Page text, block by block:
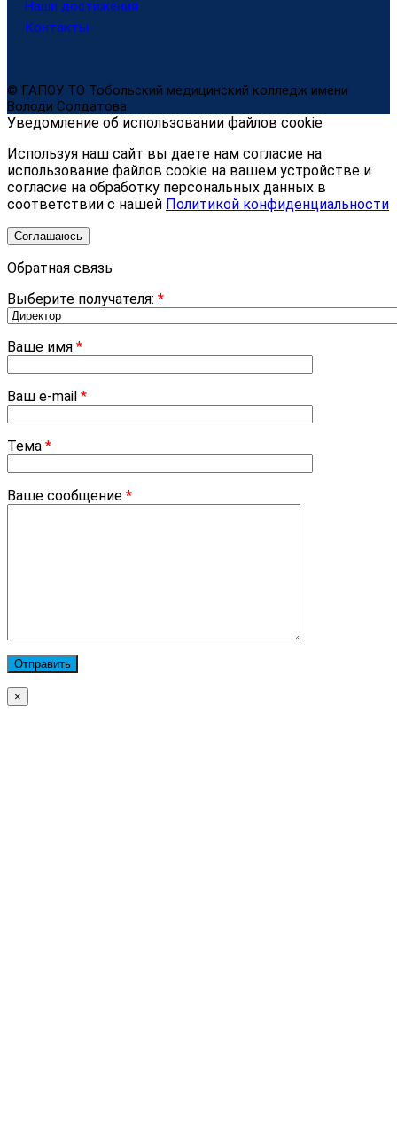
Наши достижения
Контакты
© ГАПОУ ТО Тобольский медицинский колледж имени
Володи Солдатова
Уведомление об использовании файлов cookie
Используя наш сайт вы даете нам согласие на
использование файлов cookie на вашем устройстве и
согласие на обработку персональных данных в
соответствии с нашей Политикой конфиденциальности
Соглашаюсь
Обратная связь
Выберите получателя: *
Ваше имя *
Ваш e-mail *
Тема *
Ваше сообщение *
×